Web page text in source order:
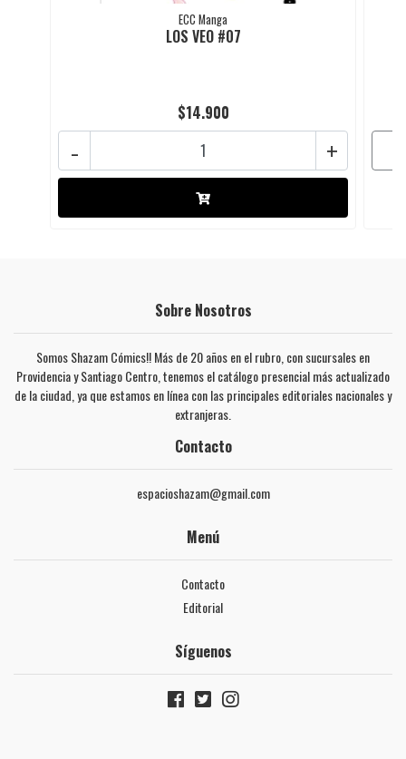
ECC Manga
LOS VEO #07
$14.900
+
-
Sobre Nosotros
Somos Shazam Cómics!! Más de 20 años en el rubro, con sucursales en
Providencia y Santiago Centro, tenemos el catálogo presencial más actualizado
de la ciudad, ya que estamos en línea con las principales editoriales nacionales y
extranjeras.
Contacto
espacioshazam@gmail.com
Menú
Contacto
Editorial
Síguenos